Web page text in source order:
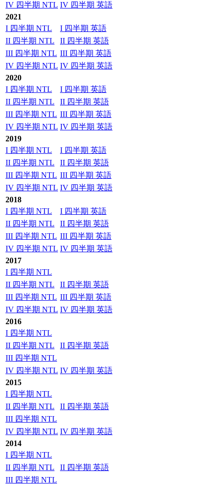
IV 四半期 NTL IV 四半期 英語
2021
I 四半期 NTL
I 四半期 英語
II 四半期 NTL
II 四半期 英語
III 四半期 NTL III 四半期 英語
IV 四半期 NTL IV 四半期 英語
2020
I 四半期 NTL
I 四半期 英語
II 四半期 NTL
II 四半期 英語
III 四半期 NTL III 四半期 英語
IV 四半期 NTL IV 四半期 英語
2019
I 四半期 NTL
I 四半期 英語
II 四半期 NTL
II 四半期 英語
III 四半期 NTL III 四半期 英語
IV 四半期 NTL IV 四半期 英語
2018
I 四半期 NTL
I 四半期 英語
II 四半期 NTL
II 四半期 英語
III 四半期 NTL III 四半期 英語
IV 四半期 NTL IV 四半期 英語
2017
I 四半期 NTL
II 四半期 NTL
II 四半期 英語
III 四半期 NTL III 四半期 英語
IV 四半期 NTL IV 四半期 英語
2016
I 四半期 NTL
II 四半期 NTL
II 四半期 英語
III 四半期 NTL
IV 四半期 NTL IV 四半期 英語
2015
I 四半期 NTL
II 四半期 NTL
II 四半期 英語
III 四半期 NTL
IV 四半期 NTL IV 四半期 英語
2014
I 四半期 NTL
II 四半期 NTL
II 四半期 英語
III 四半期 NTL